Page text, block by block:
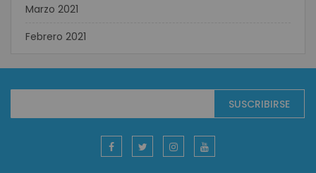
Marzo 2021
Febrero 2021
boletín
SUSCRIBIRSE